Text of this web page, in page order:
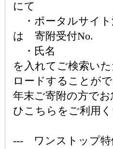
にて
・ポータルサイ
は 寄附受付No.
・氏名
を入れてご検索い
ロードすることがで
年末ご寄附の方で
ひこちらをご利用く
--- ワンストップ